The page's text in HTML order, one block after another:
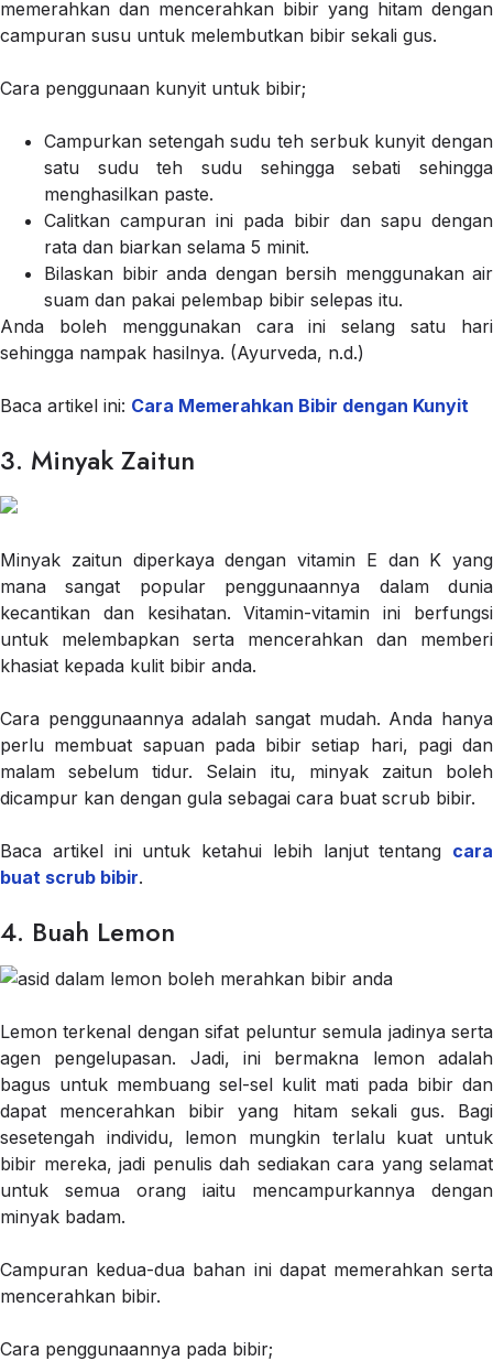
memerahkan dan mencerahkan bibir yang hitam dengan
campuran susu untuk melembutkan bibir sekali gus.
Cara penggunaan kunyit untuk bibir;
Campurkan setengah sudu teh serbuk kunyit dengan
satu sudu teh sudu sehingga sebati sehingga
menghasilkan paste.
Calitkan campuran ini pada bibir dan sapu dengan
rata dan biarkan selama 5 minit.
Bilaskan bibir anda dengan bersih menggunakan air
suam dan pakai pelembap bibir selepas itu.
Anda boleh menggunakan cara ini selang satu hari
sehingga nampak hasilnya. (Ayurveda, n.d.)
Baca artikel ini: Cara Memerahkan Bibir dengan Kunyit
3. Minyak Zaitun
Minyak zaitun diperkaya dengan vitamin E dan K yang
mana sangat popular penggunaannya dalam dunia
kecantikan dan kesihatan. Vitamin-vitamin ini berfungsi
untuk melembapkan serta mencerahkan dan memberi
khasiat kepada kulit bibir anda.
Cara penggunaannya adalah sangat mudah. Anda hanya
perlu membuat sapuan pada bibir setiap hari, pagi dan
malam sebelum tidur. Selain itu, minyak zaitun boleh
dicampur kan dengan gula sebagai cara buat scrub bibir.
Baca artikel ini untuk ketahui lebih lanjut tentang cara
buat scrub bibir.
4. Buah Lemon
Lemon terkenal dengan sifat peluntur semula jadinya serta
agen pengelupasan. Jadi, ini bermakna lemon adalah
bagus untuk membuang sel-sel kulit mati pada bibir dan
dapat mencerahkan bibir yang hitam sekali gus. Bagi
sesetengah individu, lemon mungkin terlalu kuat untuk
bibir mereka, jadi penulis dah sediakan cara yang selamat
untuk semua orang iaitu mencampurkannya dengan
minyak badam.
Campuran kedua-dua bahan ini dapat memerahkan serta
mencerahkan bibir.
Cara penggunaannya pada bibir;